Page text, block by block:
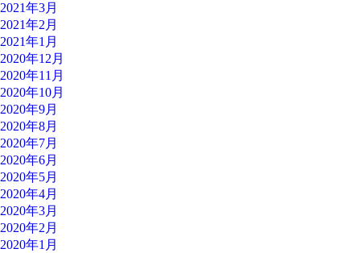
2021年3月
2021年2月
2021年1月
2020年12月
2020年11月
2020年10月
2020年9月
2020年8月
2020年7月
2020年6月
2020年5月
2020年4月
2020年3月
2020年2月
2020年1月